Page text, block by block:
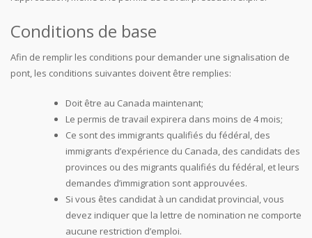
Conditions de base
Afin de remplir les conditions pour demander une signalisation de
pont, les conditions suivantes doivent être remplies:
Doit être au Canada maintenant;
Le permis de travail expirera dans moins de 4 mois;
Ce sont des immigrants qualifiés du fédéral, des
immigrants d’expérience du Canada, des candidats des
provinces ou des migrants qualifiés du fédéral, et leurs
demandes d’immigration sont approuvées.
Si vous êtes candidat à un candidat provincial, vous
devez indiquer que la lettre de nomination ne comporte
aucune restriction d’emploi.